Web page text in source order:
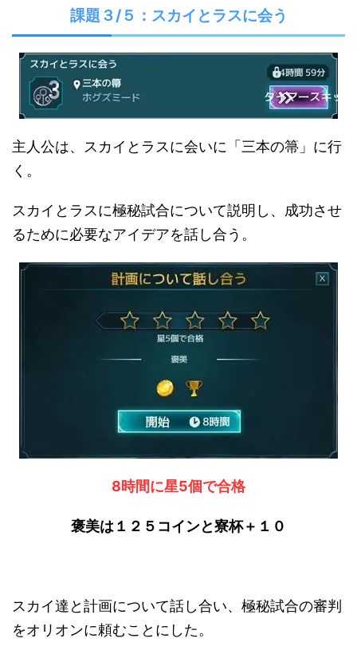
課題３/５：スカイとラスに会う
主人公は、スカイとラスに会いに「三本の箒」に行
く。
スカイとラスに極秘試合について説明し、成功させ
るために必要なアイデアを話し合う。
8時間に星5個で合格
褒美は１２５コインと寮杯＋１０
スカイ達と計画について話し合い、極秘試合の審判
をオリオンに頼むことにした。